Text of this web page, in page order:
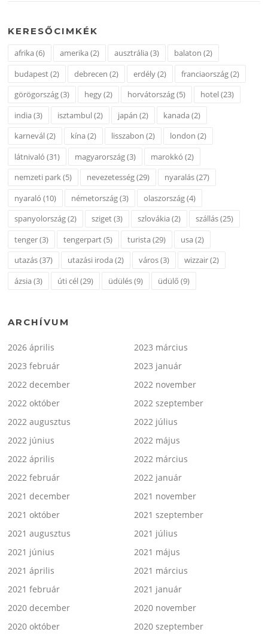
KERESŐCIMKÉK
afrika(6) amerika(2) ausztrália(3) balaton (2)
budapest(2) debrecen (2) erdély(2) franciaország(2)
görögország(3) hegy(2) horvátország(5) hotel(23)
india(3) isztambul(2) japán (2) kanada(2)
karnevál(2) kína(2) lisszabon (2) london (2)
látnivaló (31) magyarország(3) marokkó (2)
nemzeti park(5) nevezetesség(29) nyaralás(27)
nyaraló (10) németország(3) olaszország(4)
spanyolország(2) sziget(3) szlovákia(2) szállás(25)
tenger(3) tengerpart(5) turista(29) usa(2)
utazás(37) utazási iroda(2) város(3) wizzair(2)
ázsia(3) úti cél(29) üdülés(9) üdülő (9)
ARCHÍVUM
2026 április
2023 március
2023 február
2023 január
2022 december
2022 november
2022 október
2022 szeptember
2022 augusztus
2022 július
2022 június
2022 május
2022 április
2022 március
2022 február
2022 január
2021 december
2021 november
2021 október
2021 szeptember
2021 augusztus
2021 július
2021 június
2021 május
2021 április
2021 március
2021 február
2021 január
2020 december
2020 november
2020 október
2020 szeptember